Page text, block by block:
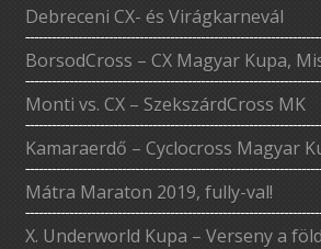
Debreceni CX- és Virágkarnevál
BorsodCross – CX Magyar Kupa,
Monti vs. CX – SzekszárdCross MK
Kamaraerdő – Cyclocross Magyar
Mátra Maraton 2019, fully-val!
X. Underworld Kupa – Verseny a